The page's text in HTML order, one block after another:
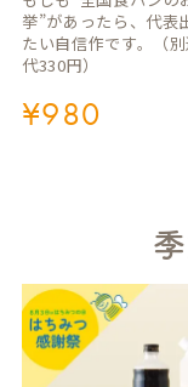
¥980
挙”があったら、代表
たい自信作です。（
代330円）